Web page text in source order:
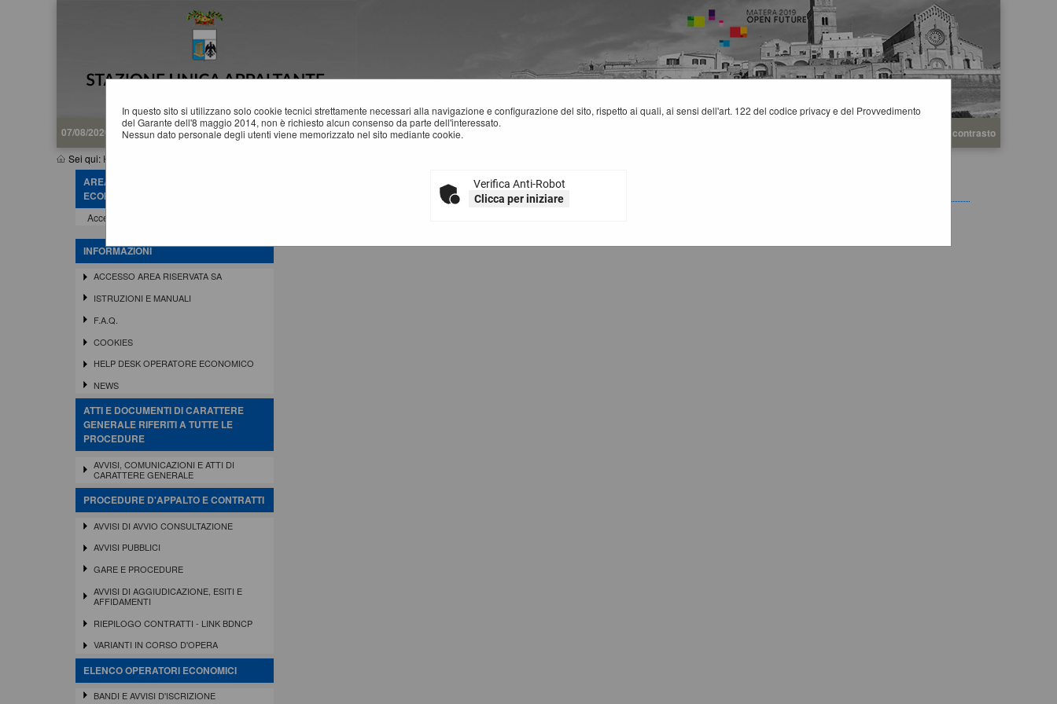
07/08/2026 07:00 Alto contrasto
Sei qui: Home
In questo sito si utilizzano solo cookie tecnici strettamente necessari alla navigazione e configurazione del sito, rispetto ai quali, ai sensi dell'art. 122 del codice privacy e del Provvedimento
del Garante dell'8 maggio 2014, non è richiesto alcun consenso da parte dell'interessato.
Nessun dato personale degli utenti viene memorizzato nel sito mediante cookie.
Verifica Anti-Robot
Clicca per iniziare
AREA RISERVATA OPERATORE
ECONOMICO
Accedi - Registrati
INFORMAZIONI
ACCESSO AREA RISERVATA SA
ISTRUZIONI E MANUALI
F.A.Q.
COOKIES
HELP DESK OPERATORE ECONOMICO
NEWS
ATTI E DOCUMENTI DI CARATTERE
GENERALE RIFERITI A TUTTE LE
PROCEDURE
AVVISI, COMUNICAZIONI E ATTI DI
CARATTERE GENERALE
PROCEDURE D'APPALTO E CONTRATTI
AVVISI DI AVVIO CONSULTAZIONE
AVVISI PUBBLICI
GARE E PROCEDURE
AVVISI DI AGGIUDICAZIONE, ESITI E
AFFIDAMENTI
RIEPILOGO CONTRATTI - LINK BDNCP
VARIANTI IN CORSO D'OPERA
ELENCO OPERATORI ECONOMICI
BANDI E AVVISI D'ISCRIZIONE
BANDI E AVVISI D'ISCRIZIONE ARCHIVIATI PER ELENCHI OPERATORI ECONOMICI